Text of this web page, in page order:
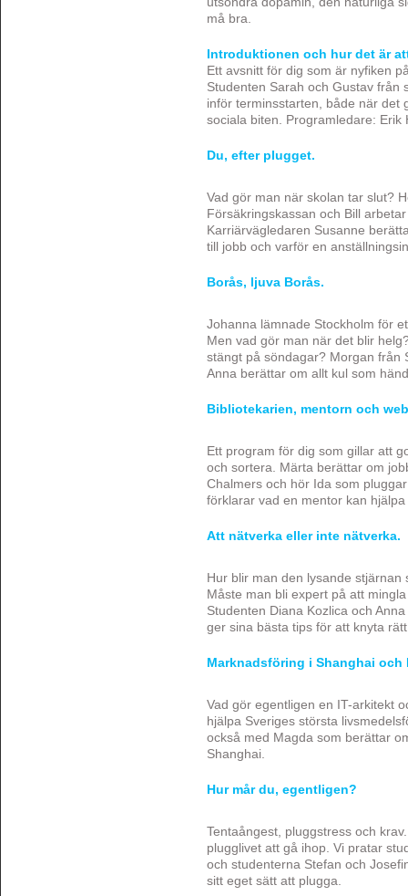
må bra.
Introduktionen och hur det är
Ett avsnitt för dig som är nyfiken
Studenten Sarah och Gustav från
inför terminsstarten, både när det
sociala biten. Programledare: Erik
Du, efter plugget.
Vad gör man när skolan tar slut?
Försäkringskassan och Bill
Karriärvägledaren Susanne
till jobb och varför en
Borås, ljuva Borås.
Johanna lämnade Stockholm för
Men vad gör man när det blir
stängt på söndagar? Morgan från
Anna berättar om allt kul som
Bibliotekarien, mentorn och
Ett program för dig som gillar att
och sortera. Märta berättar om
Chalmers och hör Ida som
förklarar vad en mentor kan
Att nätverka eller inte nätverka.
Hur blir man den lysande
Måste man bli expert på att
Studenten Diana Kozlica och
ger sina bästa tips för att knyta
Marknadsföring i Shanghai och
Vad gör egentligen en IT-arkitekt
hjälpa Sveriges största
också med Magda som berättar
Shanghai.
Hur mår du, egentligen?
Tentaångest, pluggstress och
plugglivet att gå ihop. Vi pratar
och studenterna Stefan och
sitt eget sätt att plugga.